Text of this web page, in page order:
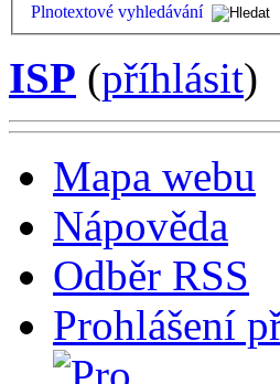
Plnotextové vyhledávání
ISP (příhlásit)
Mapa webu
Nápověda
Odběr RSS
Prohlášení